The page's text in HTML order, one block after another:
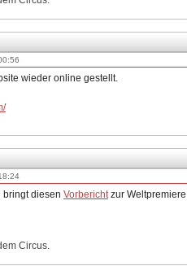
wieder online gestellt.
bringt diesen Vorberichtzur
Circus.